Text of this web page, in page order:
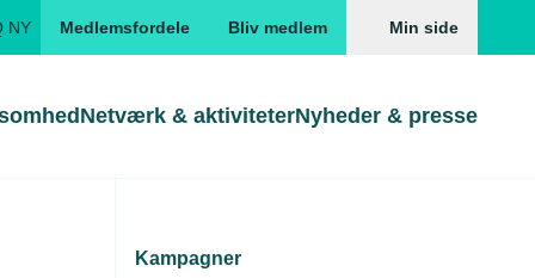
NY Medlemsfordele Bliv medlem Min side
Netværk & aktiviteterNyheder & presse
Kampagner